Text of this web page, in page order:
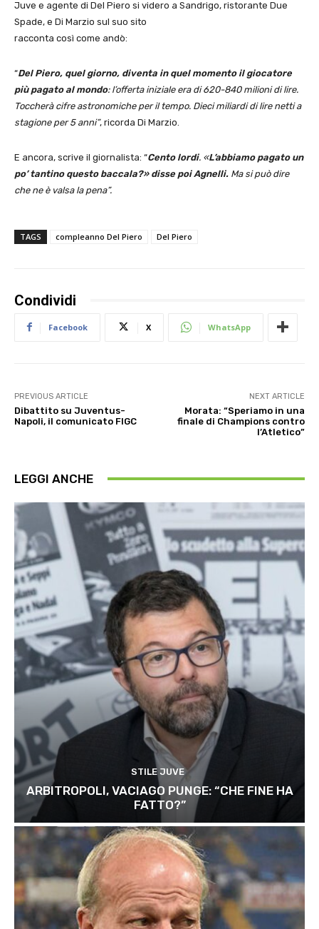
Juve e agente di Del Piero si videro a Sandrigo, ristorante Due
Spade, e Di Marzio sul suo sito
racconta così come andò:
“Del Piero, quel giorno, diventa in quel momento il giocatore
più pagato al mondo: l’offerta iniziale era di 620-840 milioni di lire.
Toccherà cifre astronomiche per il tempo. Dieci miliardi di lire netti a
stagione per 5 anni”, ricorda Di Marzio.
E ancora, scrive il giornalista: “Cento lordi. «L’abbiamo pagato un
po’ tantino questo baccala?» disse poi Agnelli. Ma si può dire
che ne è valsa la pena”.
TAGS compleanno Del Piero Del Piero
Condividi
Facebook X WhatsApp
PREVIOUS ARTICLE
Dibattito su Juventus-
Napoli, il comunicato FIGC
NEXT ARTICLE
Morata: “Speriamo in una
finale di Champions contro
l’Atletico”
LEGGI ANCHE
STILE JUVE
ARBITROPOLI, VACIAGO PUNGE: “CHE FINE HA
FATTO?”